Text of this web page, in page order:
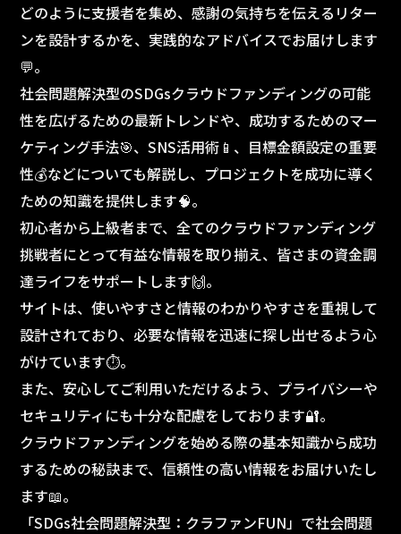
どのように支援者を集め、感謝の気持ちを伝えるリター
ンを設計するかを、実践的なアドバイスでお届けします
💬。
社会問題解決型のSDGsクラウドファンディングの可能
性を広げるための最新トレンドや、成功するためのマー
ケティング手法🎯、SNS活用術📱、目標金額設定の重要
性💰などについても解説し、プロジェクトを成功に導く
ための知識を提供します🧠。
初心者から上級者まで、全てのクラウドファンディング
挑戦者にとって有益な情報を取り揃え、皆さまの資金調
達ライフをサポートします🙌。
サイトは、使いやすさと情報のわかりやすさを重視して
設計されており、必要な情報を迅速に探し出せるよう心
がけています⏱️。
また、安心してご利用いただけるよう、プライバシーや
セキュリティにも十分な配慮をしております🔐。
クラウドファンディングを始める際の基本知識から成功
するための秘訣まで、信頼性の高い情報をお届けいたし
ます📖。
「SDGs社会問題解決型：クラファンFUN」で社会問題